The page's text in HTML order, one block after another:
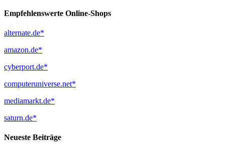
Empfehlenswerte Online-Shops
alternate.de*
amazon.de*
cyberport.de*
computeruniverse.net*
mediamarkt.de*
saturn.de*
Neueste Beiträge